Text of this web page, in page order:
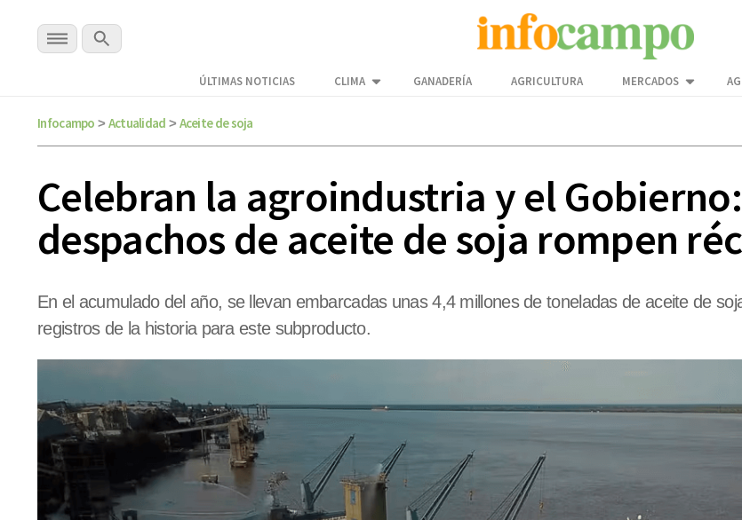
ÚLTIMAS NOTICIAS CLIMA GANADERÍA AGRICULTURA MERCADOS
Infocampo > Actualidad > Aceite de soja
Celebran la agroindustria y el
despachos de aceite de soja rompen
En el acumulado del año, se llevan embarcadas unas 4,4 millones de toneladas de aceite de
registros de la historia para este subproducto.